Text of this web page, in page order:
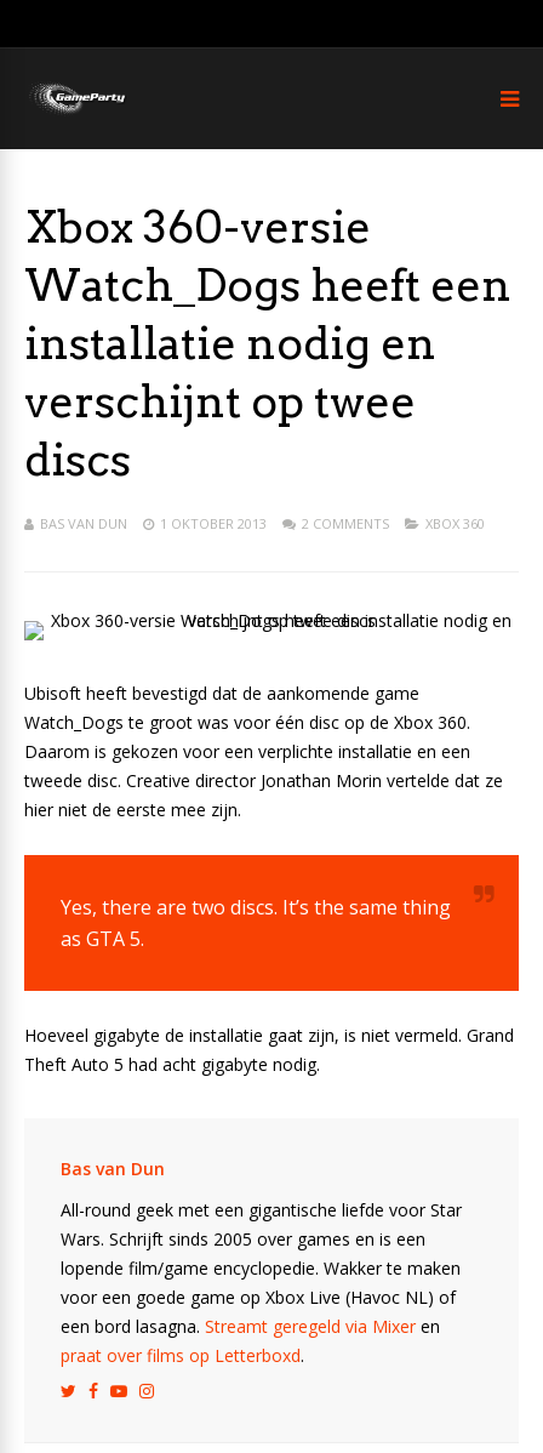
Xbox 360-versie
Watch_Dogs heeft een
installatie nodig en
verschijnt op twee
discs
BAS VAN DUN 1 OKTOBER 2013 2 COMMENTS XBOX 360
Ubisoft heeft bevestigd dat de aankomende game
Watch_Dogs te groot was voor één disc op de Xbox 360.
Daarom is gekozen voor een verplichte installatie en een
tweede disc. Creative director Jonathan Morin vertelde dat ze
hier niet de eerste mee zijn.
Yes, there are two discs. It’s the same thing
as GTA 5.
Hoeveel gigabyte de installatie gaat zijn, is niet vermeld. Grand
Theft Auto 5 had acht gigabyte nodig.
Bas van Dun
All-round geek met een gigantische liefde voor Star
Wars. Schrijft sinds 2005 over games en is een
lopende film/game encyclopedie. Wakker te maken
voor een goede game op Xbox Live (Havoc NL) of
een bord lasagna. Streamt geregeld via Mixeren
praat over films op Letterboxd.